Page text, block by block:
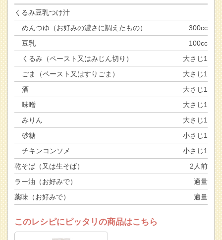
くるみ豆乳つけ汁
めんつゆ（お好みの濃さに調えたもの）
300cc
豆乳
100cc
くるみ（ペースト又はみじん切り）
大さじ1
ごま（ペースト又はすりごま）
大さじ1
酒
大さじ1
味噌
大さじ1
みりん
大さじ1
砂糖
小さじ1
チキンコンソメ
小さじ1
乾そば（又は生そば）
2人前
ラー油（お好みで）
適量
薬味（お好みで）
適量
このレシピにピッタリの商品はこちら